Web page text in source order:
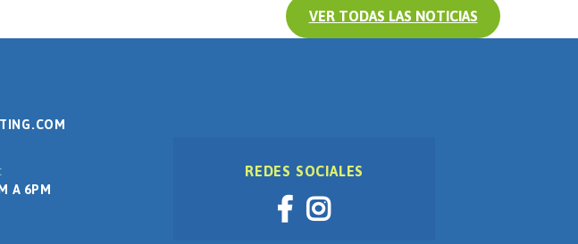
VER TODAS LAS NOTICIAS
A 6PM
REDES SOCIALES